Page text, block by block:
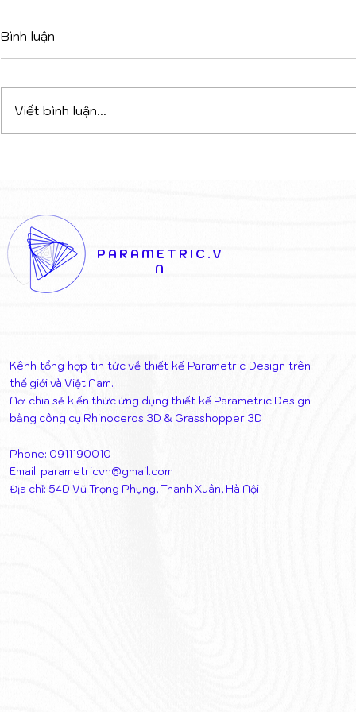
KẾT NỐI NGHỆ THUẬT VÀ
KIẾN TRÚC
Bình luận
Viết bình luận...
PARAMETRIC.V
N
Kênh tổng hợp tin tức về thiết kế Parametric Design trên
thế giới và Việt Nam.
Nơi chia sẻ kiến thức ứng dụng thiết kế Parametric Design
bằng công cụ Rhinoceros 3D & Grasshopper 3D
Phone: 0911190010
Email: parametricvn@gmail.com
Địa chỉ: 54D Vũ Trọng Phụng, Thanh Xuân, Hà Nội